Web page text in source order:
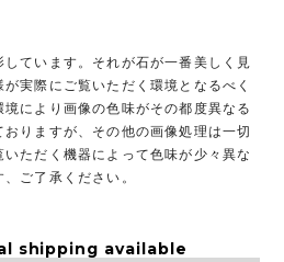
ています。それが石が一番美しく見
実際にご覧いただく環境となるべく
により画像の色味がその都度異なる
りますが、その他の画像処理は一切
ただく機器によって色味が少々異な
ご了承ください。
shipping available